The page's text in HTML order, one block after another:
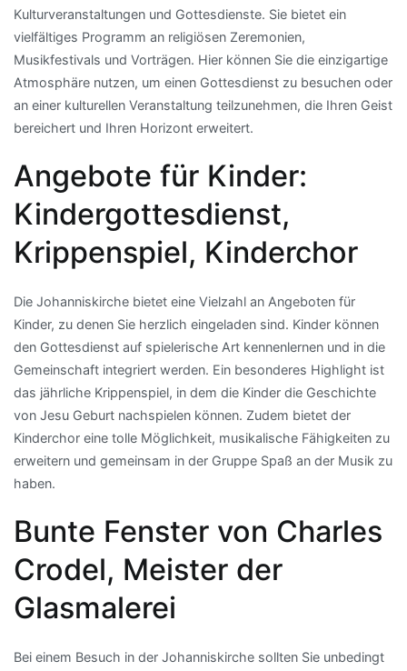
Kulturveranstaltungen und Gottesdienste. Sie bietet ein
vielfältiges Programm an religiösen Zeremonien,
Musikfestivals und Vorträgen. Hier können Sie die einzigartige
Atmosphäre nutzen, um einen Gottesdienst zu besuchen oder
an einer kulturellen Veranstaltung teilzunehmen, die Ihren Geist
bereichert und Ihren Horizont erweitert.
Angebote für Kinder:
Kindergottesdienst,
Krippenspiel, Kinderchor
Die Johanniskirche bietet eine Vielzahl an Angeboten für
Kinder, zu denen Sie herzlich eingeladen sind. Kinder können
den Gottesdienst auf spielerische Art kennenlernen und in die
Gemeinschaft integriert werden. Ein besonderes Highlight ist
das jährliche Krippenspiel, in dem die Kinder die Geschichte
von Jesu Geburt nachspielen können. Zudem bietet der
Kinderchor eine tolle Möglichkeit, musikalische Fähigkeiten zu
erweitern und gemeinsam in der Gruppe Spaß an der Musik zu
haben.
Bunte Fenster von Charles
Crodel, Meister der
Glasmalerei
Bei einem Besuch in der Johanniskirche sollten Sie unbedingt